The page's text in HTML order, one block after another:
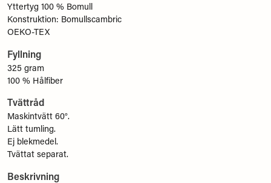
Yttertyg 100 % Bomull
Konstruktion: Bomullscambric
OEKO-TEX
Fyllning
325 gram
100 % Hålfiber
Tvättråd
Maskintvätt 60°.
Lätt tumling.
Ej blekmedel.
Tvättat separat.
Beskrivning